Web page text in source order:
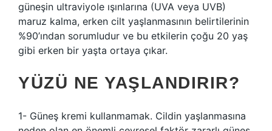
güneşin ultraviyole ışınlarına (UVA veya UVB)
maruz kalma, erken cilt yaşlanmasının belirtilerinin
%90’ından sorumludur ve bu etkilerin çoğu 20 yaş
gibi erken bir yaşta ortaya çıkar.
YÜZÜ NE YAŞLANDIRIR?
1- Güneş kremi kullanmamak. Cildin yaşlanmasına